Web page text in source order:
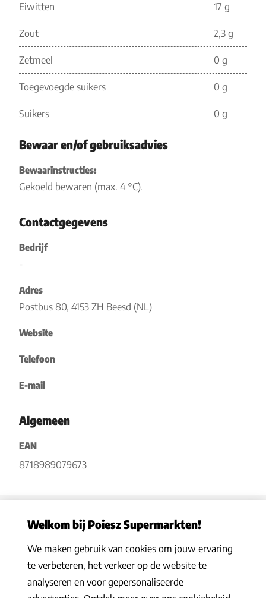
Eiwitten 17 g
Zout 2,3 g
Zetmeel 0 g
Toegevoegde suikers 0 g
Suikers 0 g
Bewaar en/of gebruiksadvies
Bewaarinstructies:
Gekoeld bewaren (max. 4 °C).
Contactgegevens
Bedrijf
-
Adres
Postbus 80, 4153 ZH Beesd (NL)
Website
Telefoon
E-mail
Algemeen
EAN
8718989079673
Privacy statement|Algemene voorwaarden |Hoe werkt het |
Veelgestelde vragen|Cookies
© 2026 Poiesz Supermarkten B.V. Alle rechten voorbehouden
Welkom bij Poiesz Supermarkten!
We maken gebruik van cookies om jouw ervaring
te verbeteren, het verkeer op de website te
analyseren en voor gepersonaliseerde